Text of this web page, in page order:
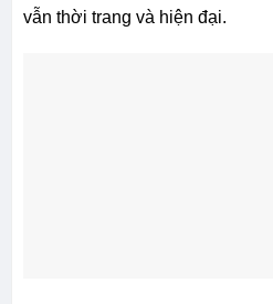
vẫn thời trang và hiện đại.